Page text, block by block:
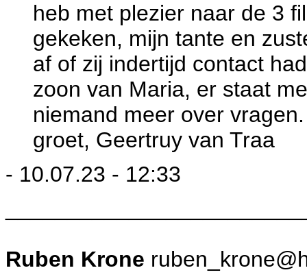
heb met plezier naar de 3
gekeken, mijn tante en
af of zij indertijd contact
zoon van Maria, er staat
niemand meer over
groet, Geertruy van Traa
- 10.07.23 - 12:33
Ruben Krone